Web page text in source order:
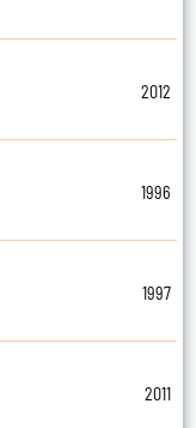
2012
1996
1997
2011